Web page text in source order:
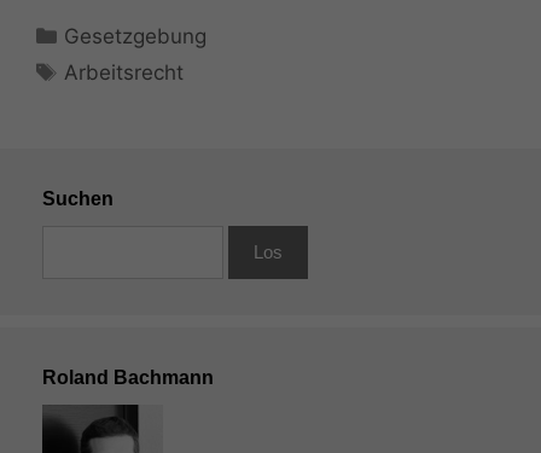
Kategorien
Gesetzgebung
Schlagwörter
Arbeitsrecht
Suchen
Roland Bachmann